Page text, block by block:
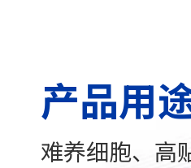
产品用
难养细胞、高